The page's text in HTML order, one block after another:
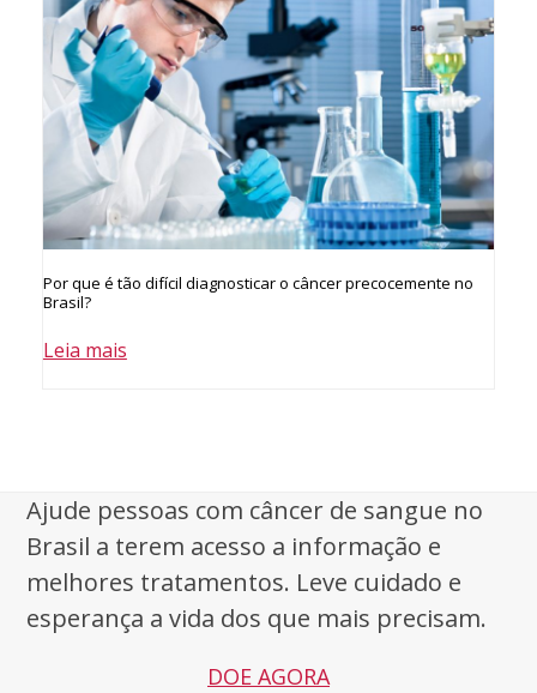
Por que é tão difícil diagnosticar o câncer precocemente no
Brasil?
Leia mais
Ajude pessoas com câncer de sangue no
Brasil a terem acesso a informação e
melhores tratamentos. Leve cuidado e
esperança a vida dos que mais precisam.
DOE AGORA